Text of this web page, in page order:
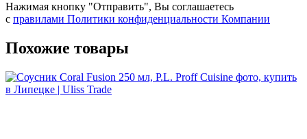
Нажимая кнопку "Отправить", Вы соглашаетесь
с правилами Политики конфиденциальности Компании
Похожие товары